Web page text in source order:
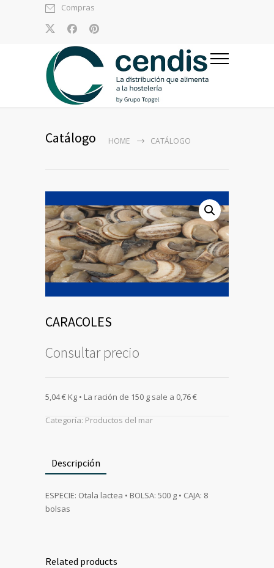
Compras
Catálogo HOME CATÁLOGO
CARACOLES
Consultar precio
5,04 € Kg • La ración de 150 g sale a 0,76 €
Categoría: Productos del mar
Descripción
ESPECIE: Otala lactea • BOLSA: 500 g • CAJA: 8
bolsas
Related products